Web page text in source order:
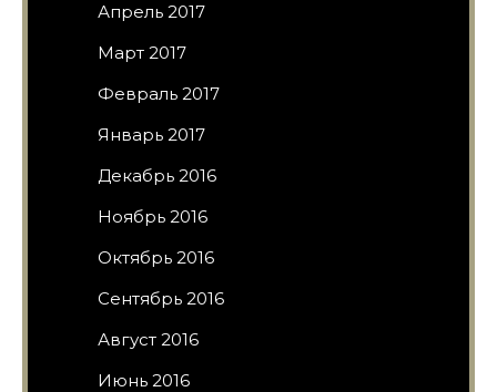
Апрель 2017
Март 2017
Февраль 2017
Январь 2017
Декабрь 2016
Ноябрь 2016
Октябрь 2016
Сентябрь 2016
Август 2016
Июнь 2016